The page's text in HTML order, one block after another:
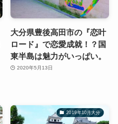
大分県豊後高田市の『恋叶
ロード』で恋愛成就！？国
東半島は魅力がいっぱい。
2020年5月13日
2019年10月大分